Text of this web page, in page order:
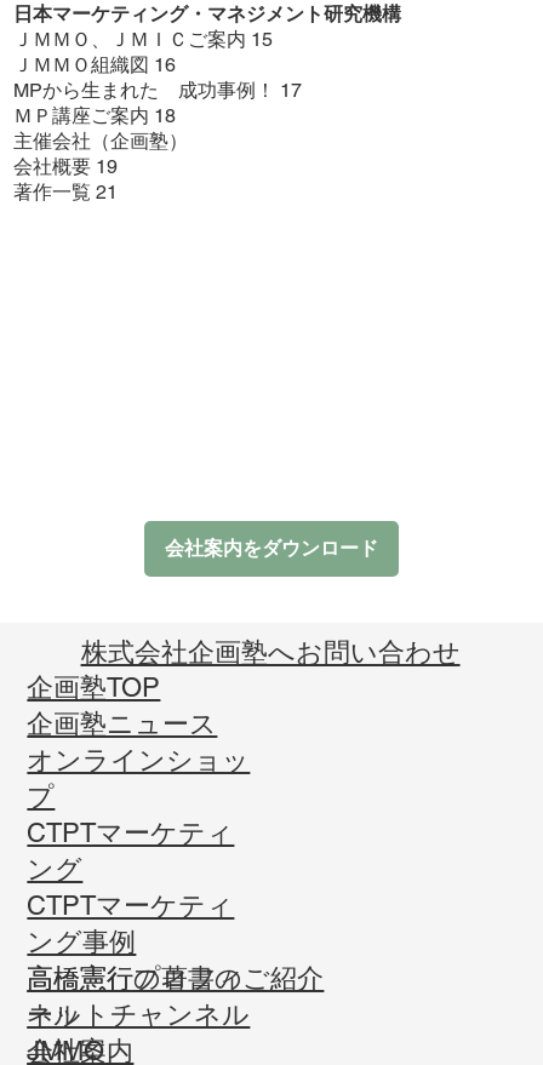
日本マーケティング・マネジメント研究機構
ＪＭＭＯ、ＪＭＩＣご案内 15
ＪＭＭＯ組織図 16
MPから生まれた 成功事例！ 17
ＭＰ講座ご案内 18
主催会社（企画塾）
会社概要 19
著作一覧 21
会社案内をダウンロード
企画塾TOP
企画塾ニュース
オンラインショッ
プ
CTPTマーケティ
ング
CTPTマーケティ
ング事例
高橋憲行プロフィ
ール
会社案内
高橋憲行の著書のご紹介
ネットチャンネル
JMMO
​株式会社企画塾へお問い合わせ